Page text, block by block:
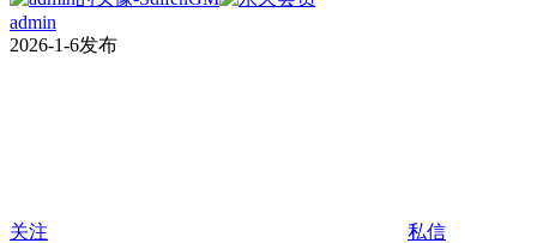
admin
2026-1-6发布
关注 私信